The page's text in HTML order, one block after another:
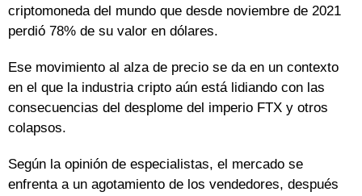
criptomoneda del mundo que desde noviembre de 2021
perdió 78% de su valor en dólares.
Ese movimiento al alza de precio se da en un contexto
en el que la industria cripto aún está lidiando con las
consecuencias del desplome del imperio FTX y otros
colapsos.
Según la opinión de especialistas, el mercado se
enfrenta a un agotamiento de los vendedores, después